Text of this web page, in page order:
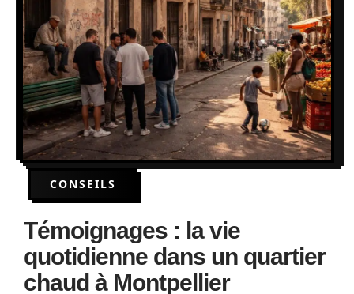
CONSEILS
Témoignages : la vie
quotidienne dans un quartier
chaud à Montpellier